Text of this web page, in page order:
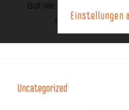
But we are proud to say
contributed 1
Uncategorized
Einstellungen